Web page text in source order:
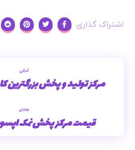
قبلی
مرکز تولید و پخش بزرگترین
بعدی
قیمت مرکز پخش نمک